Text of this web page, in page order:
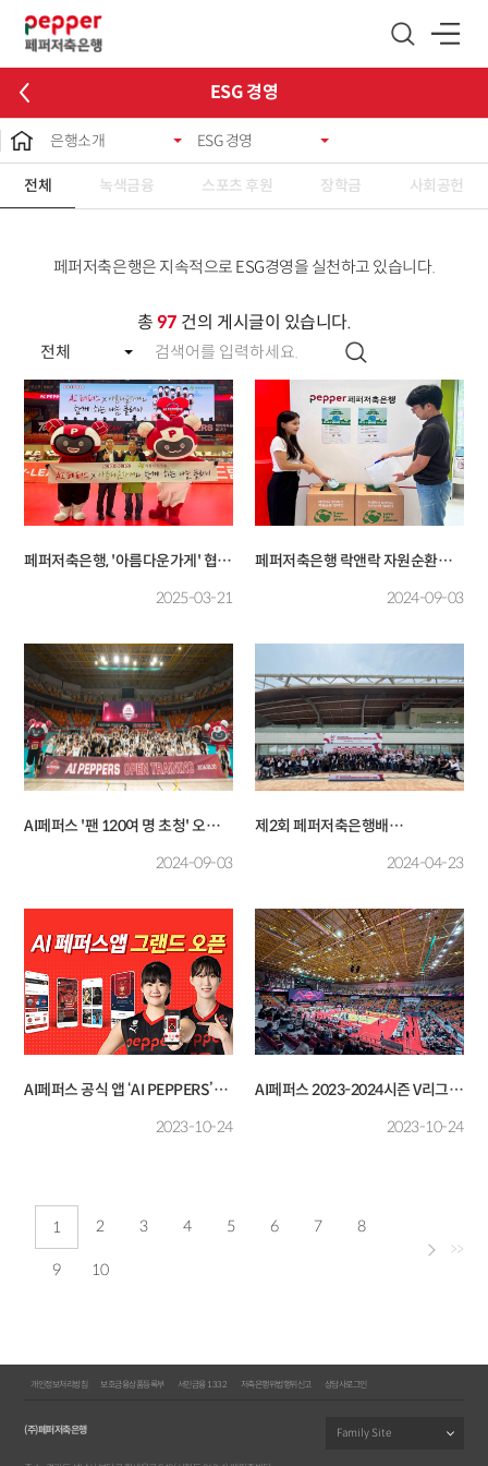
ESG 경영
은행소개 ESG 경영
전체 녹색금융 스포츠 후원 장학금 사회공헌
페퍼저축은행은 지속적으로 ESG경영을 실천하고 있습니다.
총97 건의 게시글이 있습니다.
페퍼저축은행, '아름다운가게' 협업
2025-03-21
페퍼저축은행 락앤락 자원순환
캠페인 '러브 포 플래닛' 2년 연속
2024-09-03
AI페퍼스 '팬 120여 명 초청' 오픈
2024-09-03
제2회 페퍼저축은행배
전국장애인양궁대회 겸 2025년
2024-04-23
AI페퍼스 공식 앱 ‘AI PEPPERS’
2023-10-24
AI페퍼스 2023-2024시즌 V리그
2023-10-24
1 2 3 4 5 6 7 8
9 10
>>
개인정보처리방침 보호금융상품등록부 서민금융 1332 저축은행위법행위신고 상담사로그인
(주)페퍼저축은행